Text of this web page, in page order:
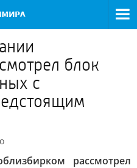
блок
с
рассмотрел